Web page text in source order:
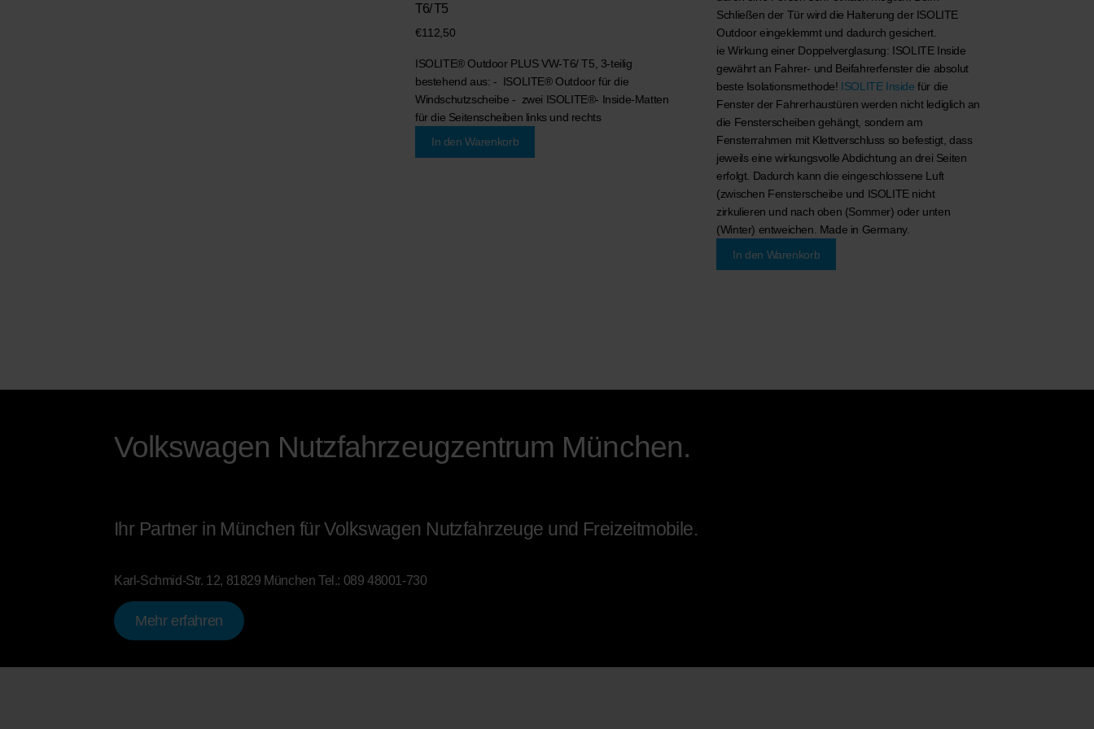
T6/ T5
€112,50
ISOLITE® Outdoor PLUS VW-T6/ T5, 3-teilig
bestehend aus: - ISOLITE® Outdoor für die
Windschutzscheibe - zwei ISOLITE®- Inside-Matten
für die Seitenscheiben links und rechts
In den Warenkorb
Schließen der Tür wird die Halterung der ISOLITE
Outdoor eingeklemmt und dadurch gesichert.
ie Wirkung einer Doppelverglasung: ISOLITE Inside
gewährt an Fahrer- und Beifahrerfenster die absolut
beste Isolationsmethode! ISOLITE Inside für die
Fenster der Fahrerhaustüren werden nicht lediglich an
die Fensterscheiben gehängt, sondern am
Fensterrahmen mit Klettverschluss so befestigt, dass
jeweils eine wirkungsvolle Abdichtung an drei Seiten
erfolgt. Dadurch kann die eingeschlossene Luft
(zwischen Fensterscheibe und ISOLITE nicht
zirkulieren und nach oben (Sommer) oder unten
(Winter) entweichen. Made in Germany.
In den Warenkorb
Volkswagen Nutzfahrzeugzentrum München.
Ihr Partner in München für Volkswagen Nutzfahrzeuge und Freizeitmobile.
Karl-Schmid-Str. 12, 81829 München Tel.: 089 48001-730
Mehr erfahren